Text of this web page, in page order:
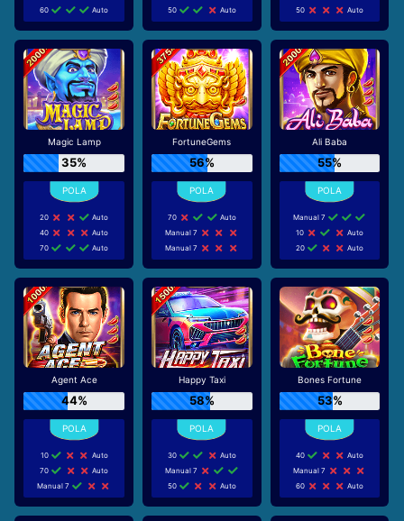
60
Auto
50
Auto
50
Auto
Magic Lamp
35%
20
Auto
40
Auto
70
Auto
FortuneGems
56%
70
Auto
Manual 7
Manual 7
Ali Baba
55%
Manual 7
10
Auto
20
Auto
Agent Ace
44%
10
Auto
70
Auto
Manual 7
Happy Taxi
58%
30
Auto
Manual 7
50
Auto
Bones Fortune
53%
40
Auto
Manual 7
60
Auto